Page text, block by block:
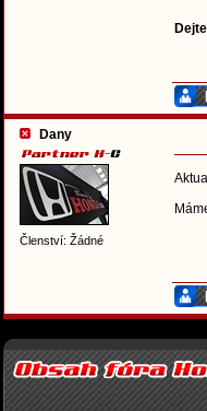
Dany
Členství: Žádné